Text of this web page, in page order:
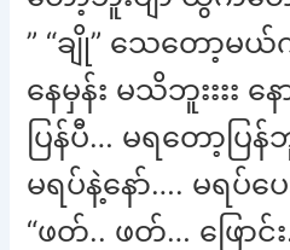
” “ချို” သေတော့မယ်
နေမှန်း မသိဘူးးးး
ပြန်ပီ… မရတော့ပြ
မရပ်နဲ့နော်…. မရပ်ပေး
“ဖတ်.. ဖတ်… ဖြောင်း..